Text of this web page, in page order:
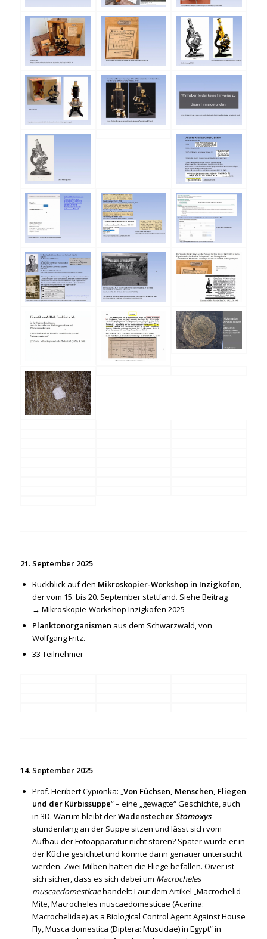
21. September 2025
Rückblick auf den Mikroskopier-Workshop in Inzigkofen,
der vom 15. bis 20. September stattfand. Siehe Beitrag
→ Mikroskopie-Workshop Inzigkofen 2025
Planktonorganismen aus dem Schwarzwald, von
Wolfgang Fritz.
33 Teilnehmer
14. September 2025
Prof. Heribert Cypionka: „Von Füchsen, Menschen, Fliegen
und der Kürbissuppe“ – eine „gewagte“ Geschichte, auch
in 3D. Warum bleibt derWadenstecherStomoxys
stundenlang an der Suppe sitzen und lässt sich vom
Aufbau der Fotoapparatur nicht stören? Später wurde er in
der Küche gesichtet und konnte dann genauer untersucht
werden. Zwei Milben hatten die Fliege befallen. Oiver ist
sich sicher, dass es sich dabei um Macrocheles
muscaedomesticaehandelt: Laut dem Artikel „Macrochelid
Mite, Macrocheles muscaedomesticae (Acarina:
Macrochelidae) as a Biological Control Agent Against House
Fly, Musca domestica (Diptera: Muscidae) in Egypt“ in